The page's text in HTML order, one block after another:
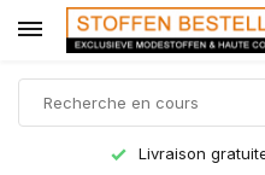
Livraison